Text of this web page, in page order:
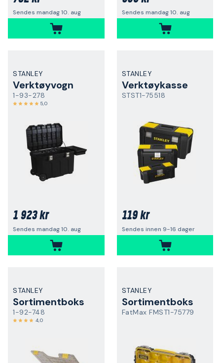
Sendes mandag 10. aug Sendes mandag 10. aug
STANLEY
Verktøyvogn
1-93-278
5,0
1 923 kr
Sendes mandag 10. aug
STANLEY
Verktøykasse
STST1-75518
119 kr
Sendes innen 9-16 dager
STANLEY
Sortimentboks
1-92-748
4,0
STANLEY
Sortimentboks
FatMax FMST1-75779